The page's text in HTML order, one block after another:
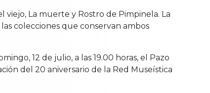
viejo, La muerte y Rostro de Pimpinela. La
colecciones que conservan ambos
12 de julio, a las 19.00 horas, el Pazo
del 20 aniversario de la Red Museística